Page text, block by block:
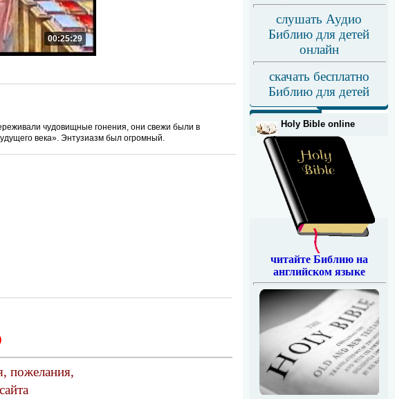
00:25:29
чудовищные гонения, они свежи были в
века». Энтузиазм был огромный.
пожелания,
слушать Аудио
Библию для детей
онлайн
скачать бесплатно
Библию для детей
Holy Bible online
читайте Библию на
английском языке